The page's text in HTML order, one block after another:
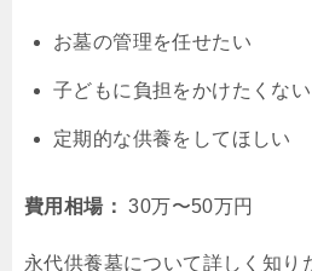
お墓の管理を任せたい
子どもに負担をかけたくない
定期的な供養をしてほしい
費用相場： 30万〜50万円
永代供養墓について詳しく知り